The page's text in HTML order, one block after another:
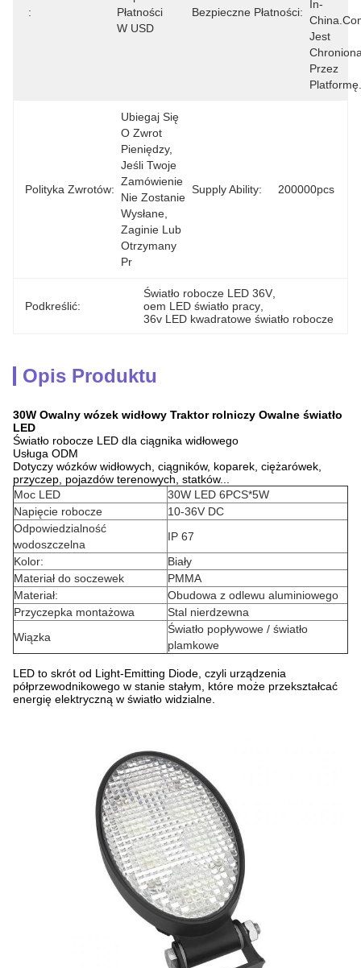
:
Płatności
W USD
Bezpieczne Płatności:
In-
Jest
Przez
Platformę.
Polityka Zwrotów:
Ubiegaj Się
O Zwrot
Pieniędzy,
Jeśli Twoje
Zamówienie
Nie Zostanie
Wysłane,
Zaginie Lub
Otrzymany
Pr
Supply Ability: 200000pcs
Podkreślić:
Światło robocze LED 36V
oem LED światło pracy
36v LED kwadratowe światło robocze
Opis Produktu
30W Owalny wózek widłowy Traktor rolniczy Owalne światło
LED
Światło robocze LED dla ciągnika widłowego
Usługa ODM
Dotyczy wózków widłowych, ciągników, koparek, ciężarówek,
przyczep, pojazdów terenowych, statków...
Moc LED
30W LED 6PCS*5W
Napięcie robocze
10-36V DC
Odpowiedzialność
wodoszczelna
IP 67
Kolor:
Biały
Materiał do soczewek
PMMA
Materiał:
Obudowa z odlewu aluminiowego
Przyczepka montażowa
Stal nierdzewna
Wiązka
Światło popływowe / światło
plamkowe
LED to skrót od Light-Emitting Diode, czyli urządzenia
półprzewodnikowego w stanie stałym, które może przekształcać
energię elektryczną w światło widzialne.